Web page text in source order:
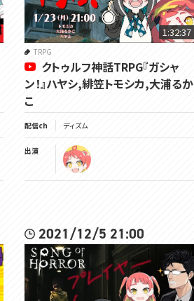
1:32:37
TRPG
クトゥルフ神話TRPG『ガシャ
ン！』ハヤシ,緋笠トモシカ,大浦るか
こ
配信ch ディズム
出演
2021/12/5 21:00